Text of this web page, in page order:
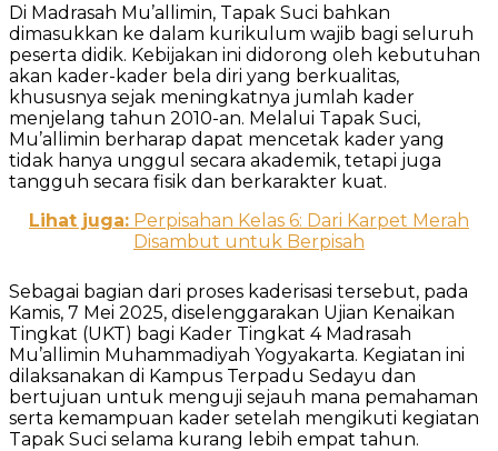
Di Madrasah Mu’allimin, Tapak Suci bahkan
dimasukkan ke dalam kurikulum wajib bagi seluruh
peserta didik. Kebijakan ini didorong oleh kebutuhan
akan kader-kader bela diri yang berkualitas,
khususnya sejak meningkatnya jumlah kader
menjelang tahun 2010-an. Melalui Tapak Suci,
Mu’allimin berharap dapat mencetak kader yang
tidak hanya unggul secara akademik, tetapi juga
tangguh secara fisik dan berkarakter kuat.
Lihat juga: Perpisahan Kelas 6: Dari Karpet Merah
Disambut untuk Berpisah
Sebagai bagian dari proses kaderisasi tersebut, pada
Kamis, 7 Mei 2025, diselenggarakan Ujian Kenaikan
Tingkat (UKT) bagi Kader Tingkat 4 Madrasah
Mu’allimin Muhammadiyah Yogyakarta. Kegiatan ini
dilaksanakan di Kampus Terpadu Sedayu dan
bertujuan untuk menguji sejauh mana pemahaman
serta kemampuan kader setelah mengikuti kegiatan
Tapak Suci selama kurang lebih empat tahun.